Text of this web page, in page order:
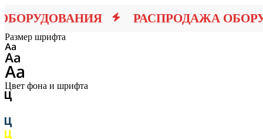
РАСПРОДАЖА
Размер шрифта
Цвет фона и шрифта